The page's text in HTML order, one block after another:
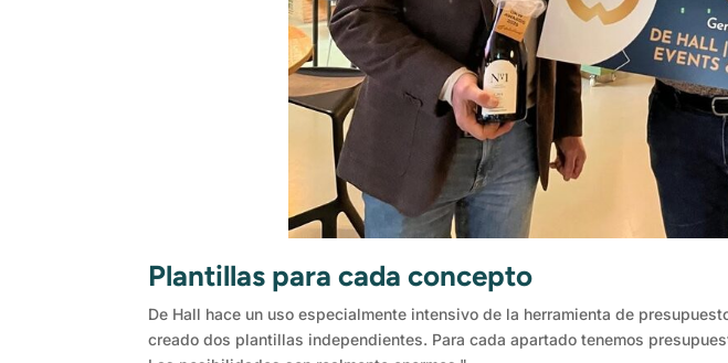
Plantillas para cada concepto
De Hall hace un uso especialmente intensivo de la herramienta de
creado dos plantillas independientes. Para cada apartado tenemos